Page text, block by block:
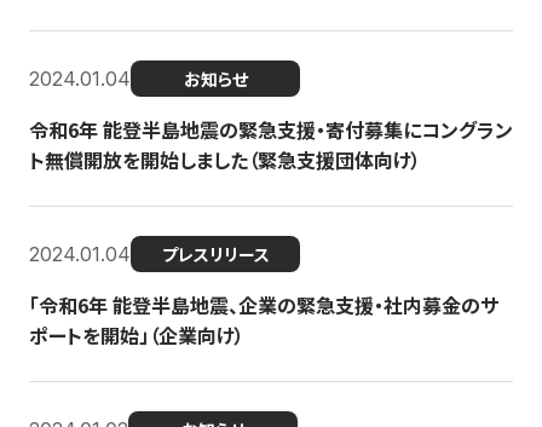
2024.01.04 お知らせ
令和6年 能登半島地震の緊急支援・寄付募集にコングラン
ト無償開放を開始しました（緊急支援団体向け）
2024.01.04 プレスリリース
「令和6年 能登半島地震、企業の緊急支援・社内募金のサ
ポートを開始」（企業向け）